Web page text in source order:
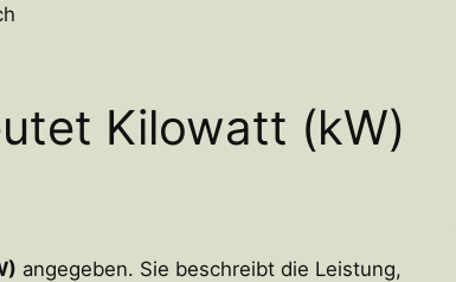
Kilowatt (kW)
angegeben. Sie beschreibt die Leistung,